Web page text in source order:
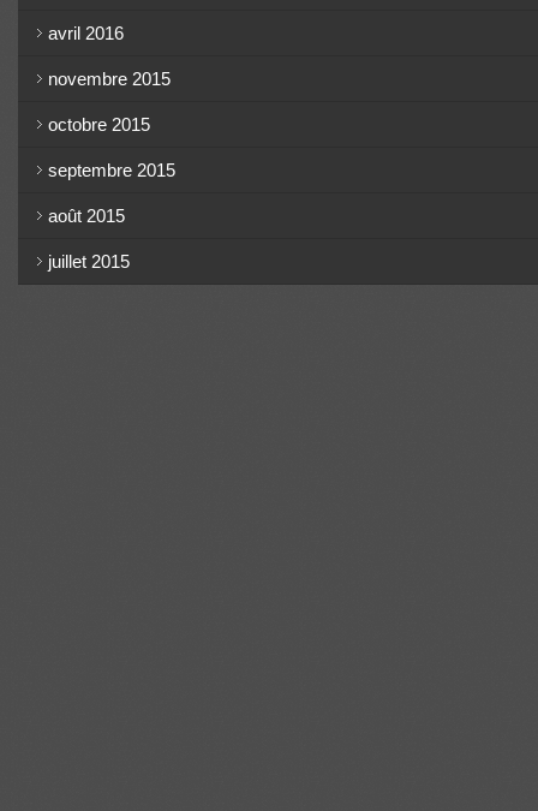
avril 2016
novembre 2015
octobre 2015
septembre 2015
août 2015
juillet 2015